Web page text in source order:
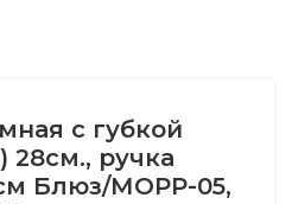
с губкой
28см., ручка
Блюз/МОРР-05,